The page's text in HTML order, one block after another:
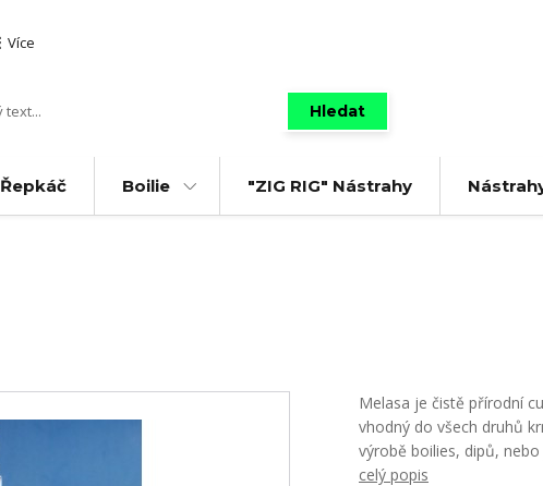
Více
Hledat
Řepkáč Boilie "ZIG RIG" Nástrahy
Melasa je čistě přírodní
vhodný do všech druhů
výrobě boilies, dipů,
celý popis